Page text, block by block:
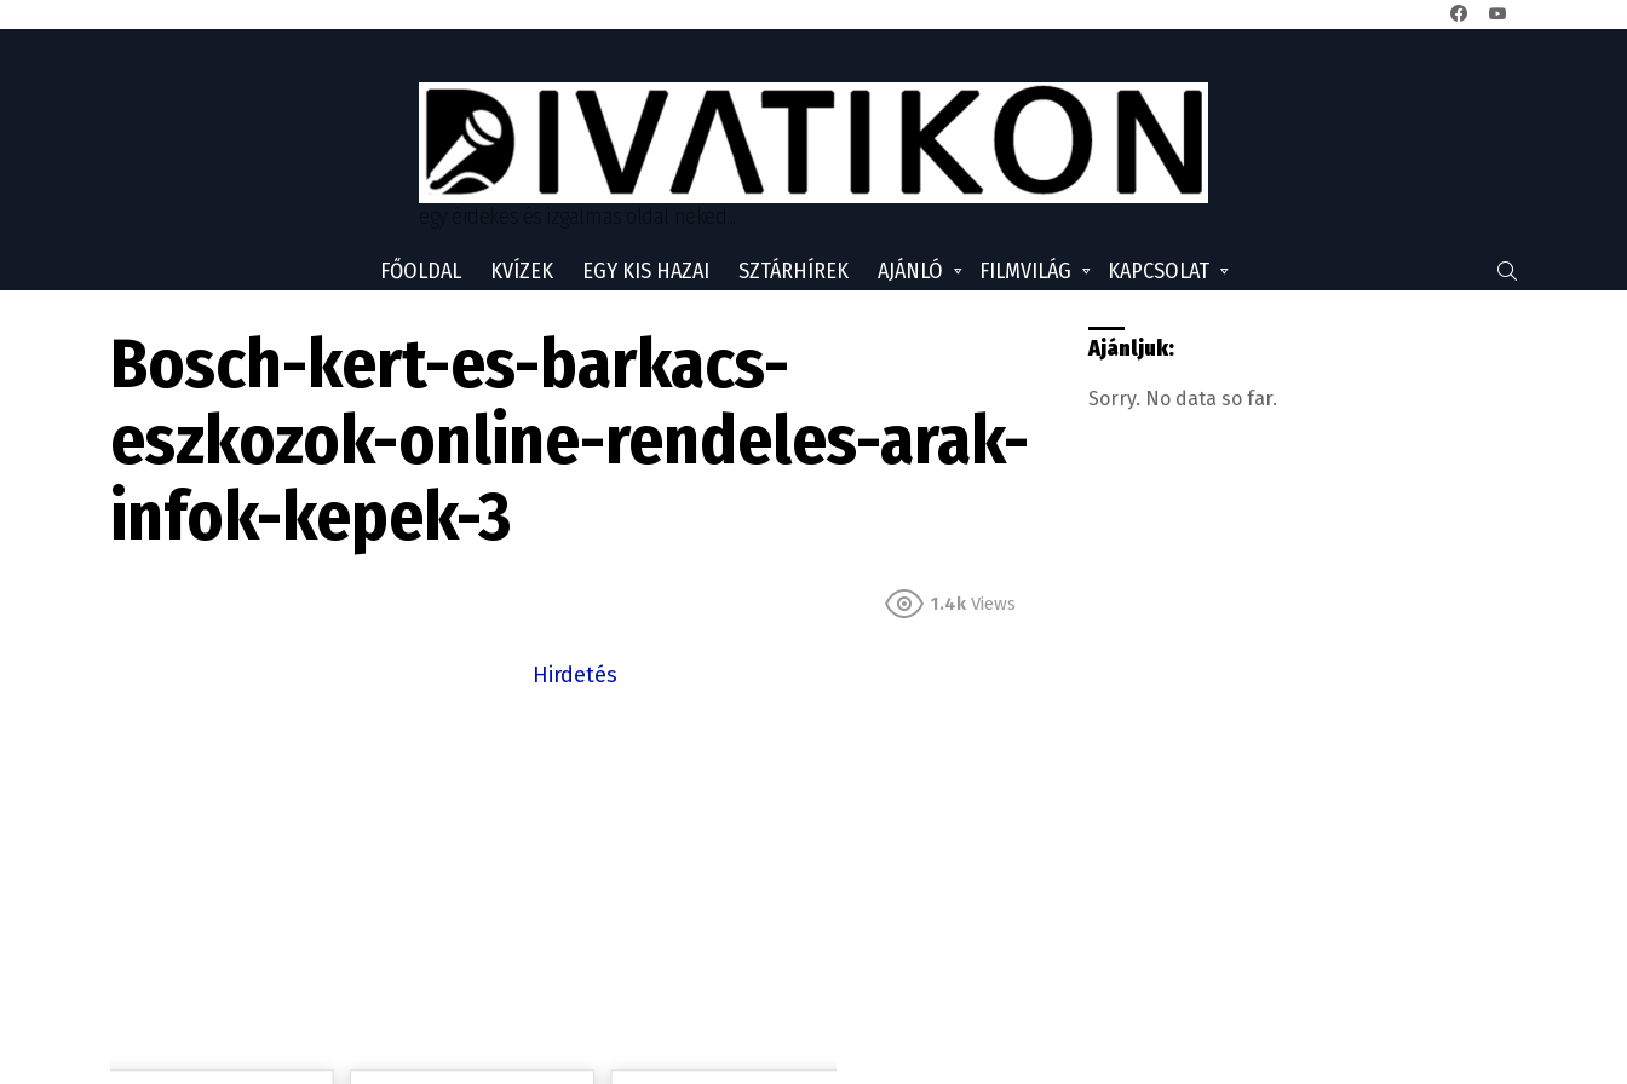
FŐOLDAL KVÍZEK EGY KIS HAZAI SZTÁRHÍREK AJÁNLÓ FILMVILÁG KAPCSOLAT
Bosch-kert-es-barkacs-
eszkozok-online-rendeles-arak-
infok-kepek-3
1.4k Views
Hirdetés
Ajánljuk:
Sorry. No data so far.